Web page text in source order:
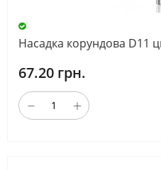
Насадка корундова D11
67.20 грн.